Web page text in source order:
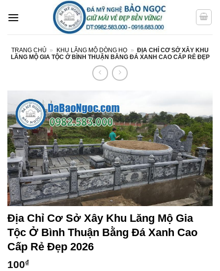
qua
TRANG CHỦ » KHU LĂNG MỘ DÒNG HỌ » ĐỊA CHỈ CƠ SỞ XÂY KHU
LĂNG MỘ GIA TỘC Ở BÌNH THUẬN BẰNG ĐÁ XANH CAO CẤP RẺ ĐẸP
Địa Chỉ Cơ Sở Xây Khu Lăng Mộ Gia
Tộc Ở Bình Thuận Bằng Đá Xanh Cao
Cấp Rẻ Đẹp 2026
100₫